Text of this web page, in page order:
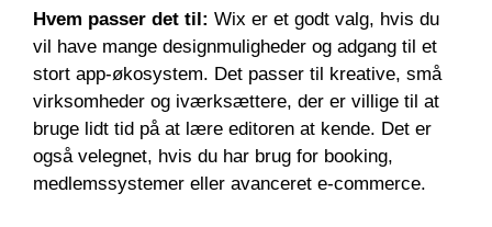
Hvem passer det til: Wix er et godt valg, hvis du
vil have mange designmuligheder og adgang til et
stort app-økosystem. Det passer til kreative, små
virksomheder og iværksættere, der er villige til at
bruge lidt tid på at lære editoren at kende. Det er
også velegnet, hvis du har brug for booking,
medlemssystemer eller avanceret e-commerce.